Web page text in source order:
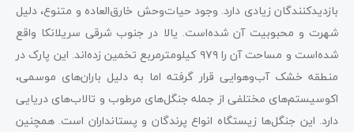
بازدیدکنندگان زیادی دارد. وجود حیات‌وحش خارق‌العاده و متنوع، دلیل
شهرت و محبوبیت آن شده‌است. یالا در جنوب شرقی سریلانکا واقع
شده‌است و مساحت آن را ۹۷۹ کیلومترمربع تخمین زده‌اند. این پارک در
منطقه خشک آب‌وهوایی قرار گرفته اما به دلیل باران‌های موسمی،
اکوسیستم‌های مختلفی از جمله جنگل‌های مرطوب و تالاب‌های دریایی
دارد. این جنگل‌ها زیستگاه انواع پرندگان و پستانداران است. همچنین